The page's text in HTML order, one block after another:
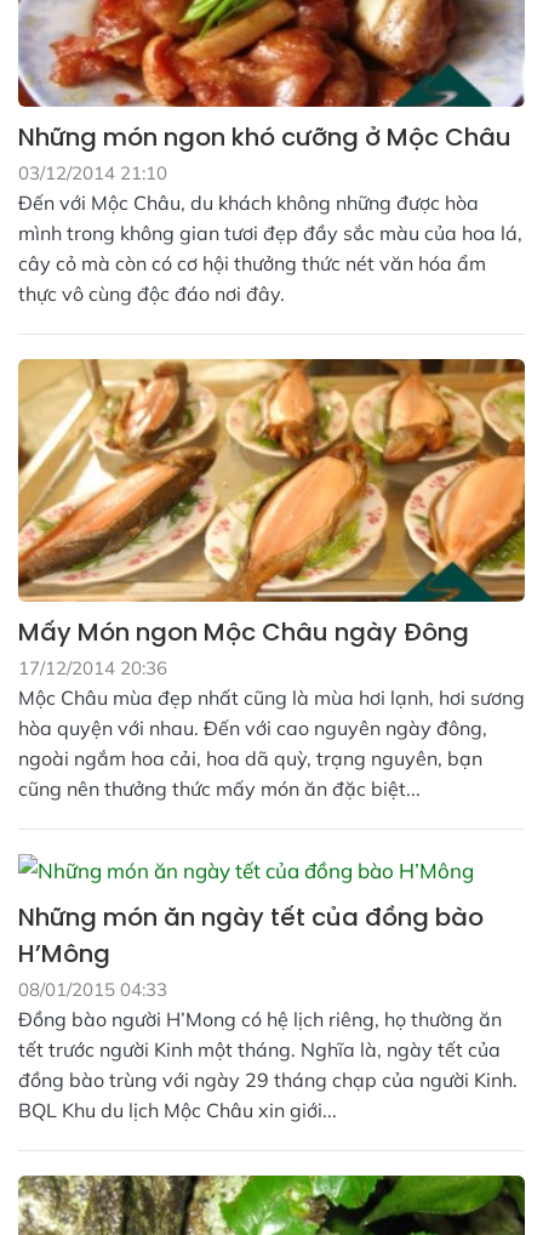
Những món ngon khó cưỡng ở Mộc Châu
03/12/2014 21:10
Đến với Mộc Châu, du khách không những được hòa
mình trong không gian tươi đẹp đầy sắc màu của hoa lá,
cây cỏ mà còn có cơ hội thưởng thức nét văn hóa ẩm
thực vô cùng độc đáo nơi đây.
Mấy Món ngon Mộc Châu ngày Đông
17/12/2014 20:36
Mộc Châu mùa đẹp nhất cũng là mùa hơi lạnh, hơi sương
hòa quyện với nhau. Đến với cao nguyên ngày đông,
ngoài ngắm hoa cải, hoa dã quỳ, trạng nguyên, bạn
cũng nên thưởng thức mấy món ăn đặc biệt...
Những món ăn ngày tết của đồng bào
H’Mông
08/01/2015 04:33
Đồng bào người H’Mong có hệ lịch riêng, họ thường ăn
tết trước người Kinh một tháng. Nghĩa là, ngày tết của
đồng bào trùng với ngày 29 tháng chạp của người Kinh.
BQL Khu du lịch Mộc Châu xin giới...